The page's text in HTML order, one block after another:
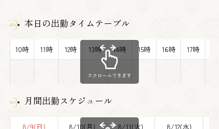
本日の出勤タイムテーブル
10時 11時 12時 13時 14時 15時 16時 17時
スクロールできます
月間出勤スケジュール
8/9(日) 8/10(月) 8/11(火) 8/12(水)